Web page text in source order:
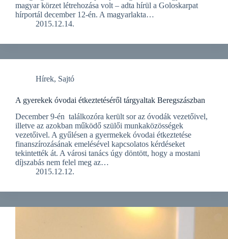
magyar körzet létrehozása volt – adta hírül a Goloskarpat
hírportál december 12-én. A magyarlakta…
2015.12.14.
Hírek, Sajtó
A gyerekek óvodai étkeztetéséről tárgyaltak Beregszászban
December 9-én találkozóra került sor az óvodák vezetőivel,
illetve az azokban működő szülői munkaközösségek
vezetőivel. A gyűlésen a gyermekek óvodai étkeztetése
finanszírozásának emelésével kapcsolatos kérdéseket
tekintették át. A városi tanács úgy döntött, hogy a mostani
díjszabás nem felel meg az…
2015.12.12.